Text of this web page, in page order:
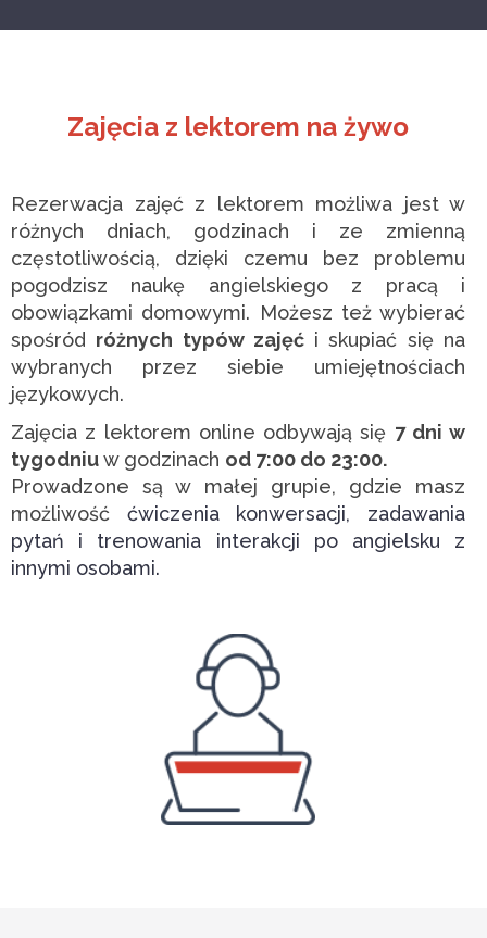
Zajęcia z lektorem na żywo
Rezerwacja zajęć z lektorem możliwa jest w
różnych dniach, godzinach i ze zmienną
częstotliwością, dzięki czemu bez problemu
pogodzisz naukę angielskiego z pracą i
obowiązkami domowymi. Możesz też wybierać
spośród różnych typów zajęći skupiać się na
wybranych przez siebie umiejętnościach
językowych.
Zajęcia z lektorem online odbywają się 7 dni w
tygodniuw godzinach od 7:00 do 23:00.
Prowadzone są w małej grupie, gdzie masz
możliwość ćwiczenia konwersacji, zadawania
pytań i trenowania interakcji po angielsku z
innymi osobami.